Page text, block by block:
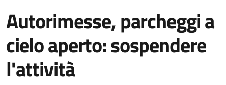
Autorimesse, parcheggi a
cielo aperto: sospendere
l'attività